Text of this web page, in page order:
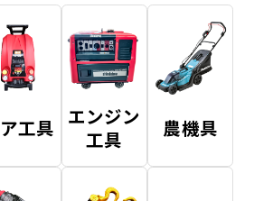
工具 エンジン
工具
農機具